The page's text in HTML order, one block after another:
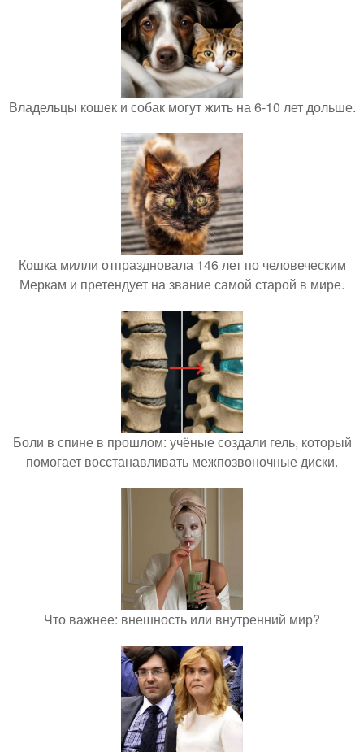
Владельцы кошек и собак могут жить на 6-10 лет дольше.
Кошка милли отпраздновала 146 лет по человеческим
Меркам и претендует на звание самой старой в мире.
Боли в спине в прошлом: учёные создали гель, который
помогает восстанавливать межпозвоночные диски.
Что важнее: внешность или внутренний мир?